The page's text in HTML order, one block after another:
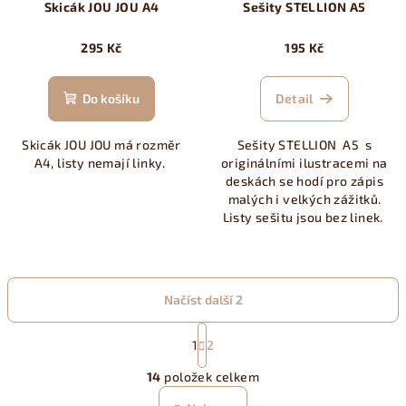
Skicák JOU JOU A4
295 Kč
Do košíku
Skicák JOU JOU má rozměr
A4, listy nemají linky.
Sešity STELLION A5
195 Kč
Detail
Sešity STELLION A5 s
originálními ilustracemi na
deskách se hodí pro zápis
malých i velkých zážitků.
Listy sešitu jsou bez linek.
O
v
Načíst další 2
S
t
r
á
n
1 2
14 položek celkem